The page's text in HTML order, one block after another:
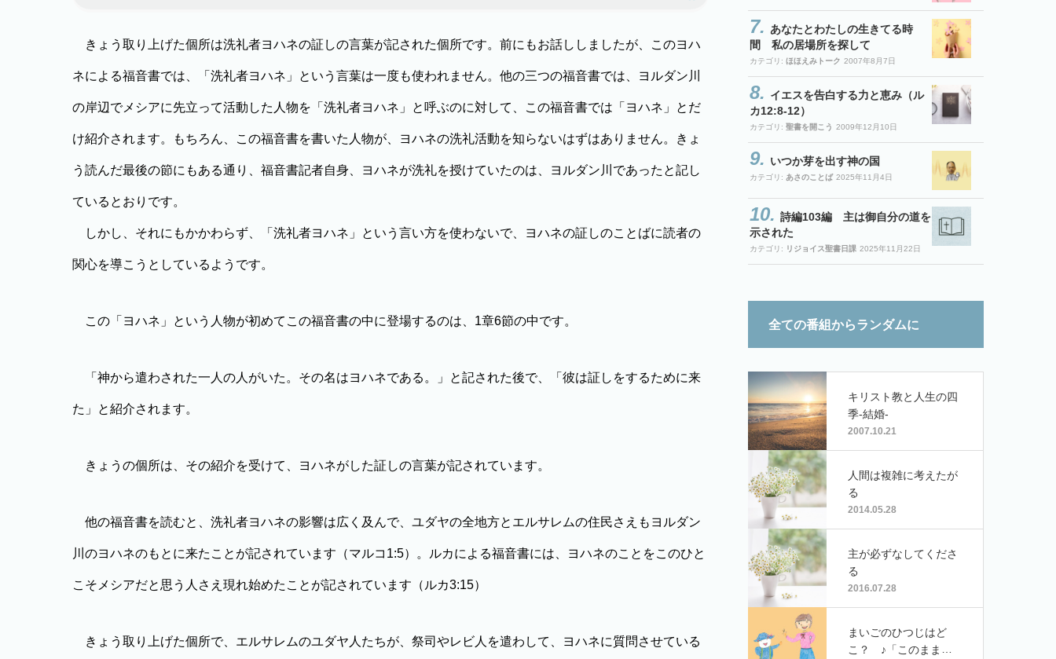
きょう取り上げた個所は洗礼者ヨハネの証しの言葉が記された個所です。前にもお話ししましたが、このヨハ
ネによる福音書では、「洗礼者ヨハネ」という言葉は一度も使われません。他の三つの福音書では、ヨルダン川
の岸辺でメシアに先立って活動した人物を「洗礼者ヨハネ」と呼ぶのに対して、この福音書では「ヨハネ」とだ
け紹介されます。もちろん、この福音書を書いた人物が、ヨハネの洗礼活動を知らないはずはありません。きょ
う読んだ最後の節にもある通り、福音書記者自身、ヨハネが洗礼を授けていたのは、ヨルダン川であったと記し
ているとおりです。
しかし、それにもかかわらず、「洗礼者ヨハネ」という言い方を使わないで、ヨハネの証しのことばに読者の
関心を導こうとしているようです。
この「ヨハネ」という人物が初めてこの福音書の中に登場するのは、1章6節の中です。
「神から遣わされた一人の人がいた。その名はヨハネである。」と記された後で、「彼は証しをするために来
た」と紹介されます。
きょうの個所は、その紹介を受けて、ヨハネがした証しの言葉が記されています。
他の福音書を読むと、洗礼者ヨハネの影響は広く及んで、ユダヤの全地方とエルサレムの住民さえもヨルダン
川のヨハネのもとに来たことが記されています（マルコ1:5）。ルカによる福音書には、ヨハネのことをこのひと
こそメシアだと思う人さえ現れ始めたことが記されています（ルカ3:15）
きょう取り上げた個所で、エルサレムのユダヤ人たちが、祭司やレビ人を遣わして、ヨハネに質問させている
あなたとわたしの生きてる時
間 私の居場所を探して
カテゴリ: ほほえみトーク 2007年8月7日
イエスを告白する力と恵み（ル
カ12:8-12）
カテゴリ: 聖書を開こう 2009年12月10日
いつか芽を出す神の国
カテゴリ: あさのことば 2025年11月4日
詩編103編 主は御自分の道を
示された
カテゴリ: リジョイス聖書日課 2025年11月22日
全ての番組からランダムに
キリスト教と人生の四
季-結婚-
2007.10.21
人間は複雑に考えたが
る
2014.05.28
主が必ずなしてくださ
る
2016.07.28
まいごのひつじはど
こ？ ♪「このままの